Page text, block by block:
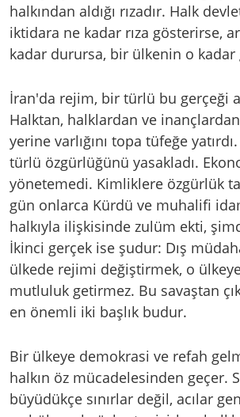
halkından aldığı rızadır. Halk
iktidara ne kadar rıza gösterirse,
kadar durursa, bir ülkenin o kadar
İran'da rejim, bir türlü bu gerçeği
Halktan, halklardan ve
yerine varlığını topa tüfeğe
türlü özgürlüğünü yasakladı.
yönetemedi. Kimliklere özgürlük
gün onlarca Kürdü ve muhalifi
halkıyla ilişkisinde zulüm ekti,
İkinci gerçek ise şudur: Dış
ülkede rejimi değiştirmek, o
mutluluk getirmez. Bu savaştan
en önemli iki başlık budur.
Bir ülkeye demokrasi ve refah
halkın öz mücadelesinden geçer.
büyüdükçe sınırlar değil, acılar